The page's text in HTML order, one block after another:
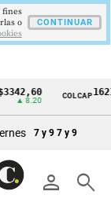
COLCAP1621,34
7 y 9 7 y 9
person search
fines
o
CONTINUAR